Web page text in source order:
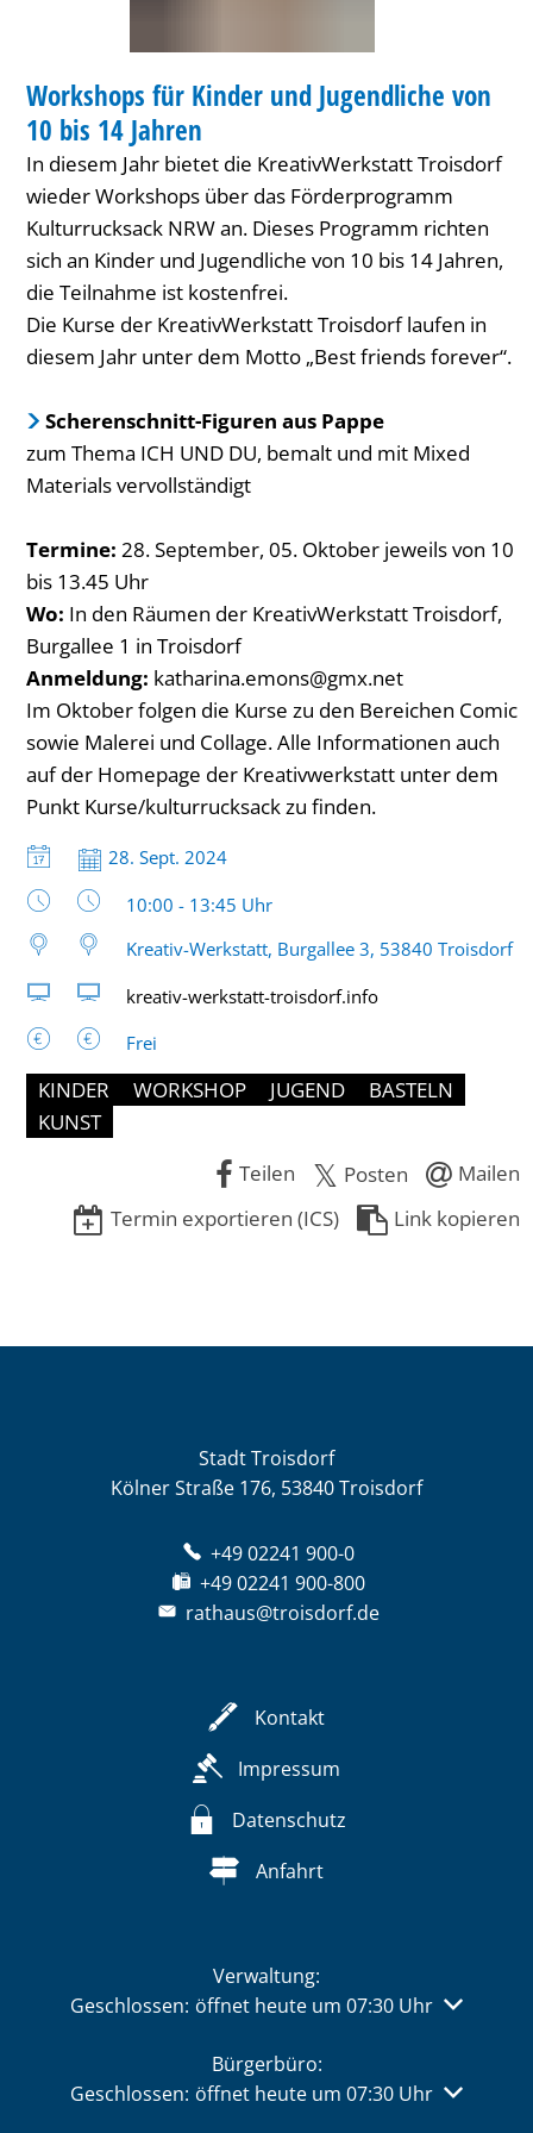
10
bis
Jahren
KATEGORIE: WORKSHOP
Workshops für Kinder und Jugendliche von
10 bis 14 Jahren
In diesem Jahr bietet die KreativWerkstatt Troisdorf
wieder Workshops über das Förderprogramm
Kulturrucksack NRW an. Dieses Programm richten
sich an Kinder und Jugendliche von 10 bis 14 Jahren,
die Teilnahme ist kostenfrei.
Die Kurse der KreativWerkstatt Troisdorf laufen in
diesem Jahr unter dem Motto „Best friends forever“.
Scherenschnitt-Figuren aus Pappe
zum Thema ICH UND DU, bemalt und mit Mixed
Materials vervollständigt
Termine: 28. September, 05. Oktober jeweils von 10
bis 13.45 Uhr
Wo: In den Räumen der KreativWerkstatt Troisdorf,
Burgallee 1 in Troisdorf
Anmeldung: katharina.emons@gmx.net
Im Oktober folgen die Kurse zu den Bereichen Comic
sowie Malerei und Collage. Alle Informationen auch
auf der Homepage der Kreativwerkstatt unter dem
Punkt Kurse/kulturrucksack zu finden.
Datum:
28. Sept. 2024
Uhrzeit:
10:00 - 13:45 Uhr
Kreativ-Werkstatt, Burgallee 3, 53840 Troisdorf
kreativ-werkstatt-troisdorf.info
Frei
KINDER WORKSHOP JUGEND
BASTELN
KUNST
Teilen
Posten
Mailen
Termin exportieren (ICS)
Link kopieren
Stadt Troisdorf
Kölner Straße 176, 53840 Troisdorf
+49 02241 900-0
+49 02241 900-800
rathaus@troisdorf.de
Kontakt
Impressum
Datenschutz
Anfahrt
Verwaltung:
Klicken, um weitere Öffnungs- oder Schließzeiten
Geschlossen: öffnet heute um 07:30 Uhr
Bürgerbüro:
Klicken, um weitere Öffnungs- oder Schließzeiten
Geschlossen: öffnet heute um 07:30 Uhr